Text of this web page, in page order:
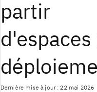
partir
d'espaces
Dernière mise à jour : 22 mai 2026